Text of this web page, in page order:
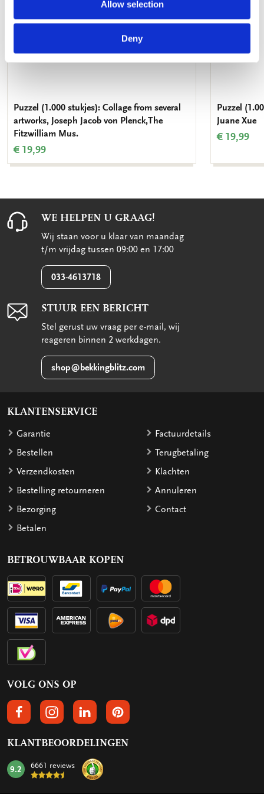
Allow selection
Deny
Puzzel (1.000 stukjes): Collage from several
artworks, Joseph Jacob von Plenck,The
Fitzwilliam Mus.
€ 19,99
Puzzel
Juane Xue
€ 19,99
WE HELPEN U GRAAG!
Wij staan voor u klaar van maandag
t/m vrijdag tussen 09:00 en 17:00
033-4613718
STUUR EEN BERICHT
Stel gerust uw vraag per e-mail, wij
reageren binnen 2 werkdagen.
shop@bekkingblitz.com
KLANTENSERVICE
Garantie
Bestellen
Verzendkosten
Bestelling retourneren
Bezorging
Betalen
Factuurdetails
Terugbetaling
Klachten
Annuleren
Contact
BETROUWBAAR KOPEN
VOLG ONS OP
VOLGS ONS OP FACEBOOK
VOLG ONS OP INSTAGRAM
VOLG ONS OP LINKEDIN
VOLG ONS OP PINTEREST
KLANTBEOORDELINGEN
mark:
9.2 6661 reviews